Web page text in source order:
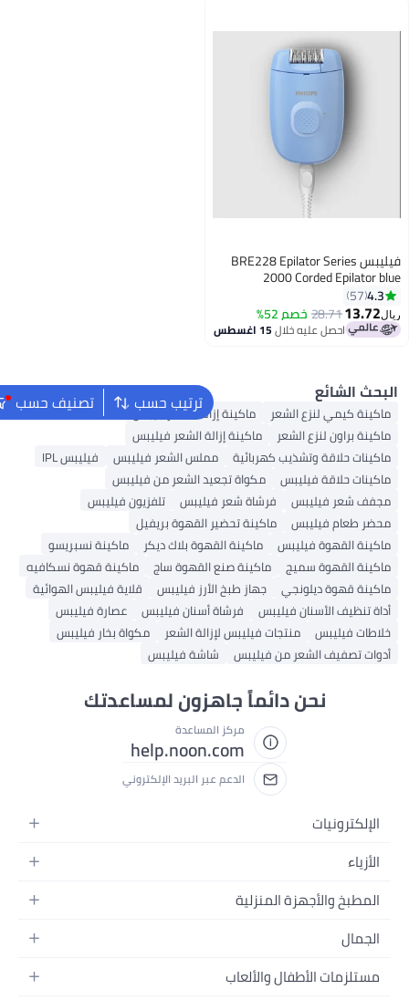
ترتيب حسب تصنيف حسب
إزالة الشعر جيباس
الشعر فيليبس
مملس الشعر فيليبس
فيليبس IPL
الشعر من فيليبس
فيليبس
تلفزيون فيليبس
القهوة بريفيل
بلاك ديكر
ماكينة نسبريسو
القهوة ساج
ماكينة قهوة نسكافيه
فيليبس
قلاية فيليبس الهوائية
أسنان فيليبس
عصارة فيليبس
الشعر
مكواة بخار فيليبس
شاشة فيليبس
لمساعدتك